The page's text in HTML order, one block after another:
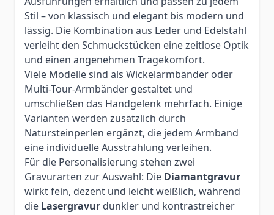
Stil – von klassisch und elegant bis modern und
lässig. Die Kombination aus Leder und Edelstahl
verleiht den Schmuckstücken eine zeitlose Optik
und einen angenehmen Tragekomfort.
Viele Modelle sind als Wickelarmbänder oder
Multi-Tour-Armbänder gestaltet und
umschließen das Handgelenk mehrfach. Einige
Varianten werden zusätzlich durch
Natursteinperlen ergänzt, die jedem Armband
eine individuelle Ausstrahlung verleihen.
Für die Personalisierung stehen zwei
Gravurarten zur Auswahl: Die Diamantgravur
wirkt fein, dezent und leicht weißlich, während
die Lasergravur dunkler und kontrastreicher